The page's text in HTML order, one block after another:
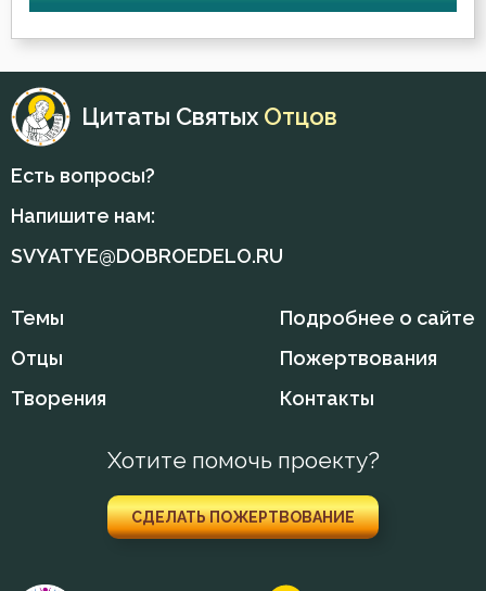
Цитаты Святых Отцов
Есть вопросы?
Напишите нам:
SVYATYE@DOBROEDELO.RU
Темы
Отцы
Творения
Подробнее о сайте
Пожертвования
Контакты
Хотите помочь проекту?
СДЕЛАТЬ ПОЖЕРТВОВАНИЕ